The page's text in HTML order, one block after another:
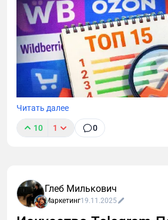
Читать далее
10 1 0
Глеб Милькович
Маркетинг19.11.2025